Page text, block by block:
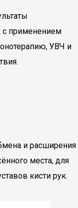
с применением
УВЧ и
и расширения
места, для
кисти рук.